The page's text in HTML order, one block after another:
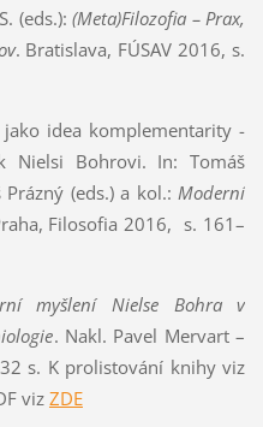
(eds.):(Meta)Filozofia – Prax,
. Bratislava, FÚSAV 2016, s.
idea komplementarity -
Nielsi Bohrovi. In: Tomáš
(eds.) a kol.: Moderní
Filosofia 2016, s. 161–
myšlení Nielse Bohra v
. Nakl. Pavel Mervart –
s. K prolistování knihy viz
vizZDE